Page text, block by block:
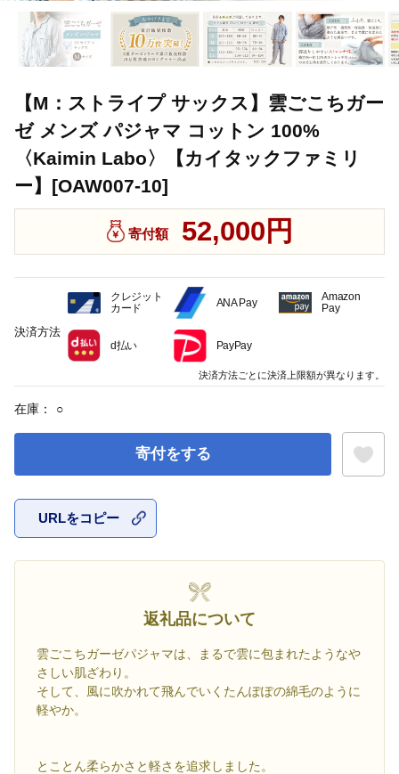
【M：ストライプ サックス】雲ごこちガー
ゼ メンズ パジャマ コットン 100%
〈Kaimin Labo〉【カイタックファミリ
ー】[OAW007-10]
寄付額 52,000円
在庫： ○
寄付をする
URLをコピー
返礼品について
雲ごこちガーゼパジャマは、まるで雲に包まれたようなや
さしい肌ざわり。
そして、風に吹かれて飛んでいくたんぽぽの綿毛のように
軽やか。
とことん柔らかさと軽さを追求しました。
決済方法
クレジット
カード
ANA Pay
Amazon
Pay
d払い PayPay
決済方法ごとに決済上限額が異なります。